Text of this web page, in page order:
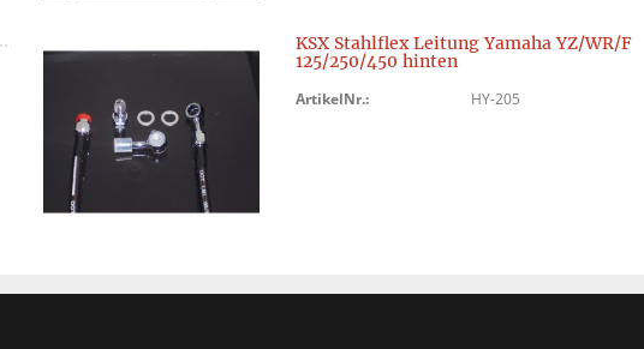
KSX Stahlflex Leitung Yamaha YZ/WR/F
125/250/450 hinten
ArtikelNr.: HY-205